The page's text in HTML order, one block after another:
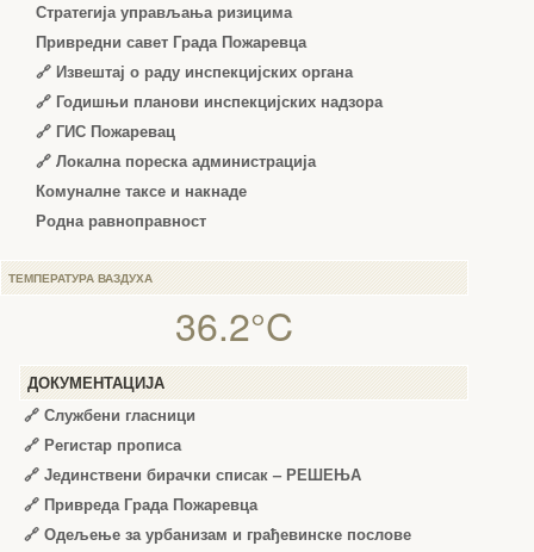
Стратегија управљања ризицима
Привредни савет Града Пожаревца
🔗 Извештај о раду инспекцијских органа
🔗 Годишњи планови инспекцијских надзора
🔗 ГИС Пожаревац
🔗 Локална пореска администрација
Комуналне таксе и накнаде
Родна равноправност
ТЕМПЕРАТУРА ВАЗДУХА
36.2°C
ДОКУМЕНТАЦИЈА
🔗 Службени гласници
🔗 Регистар прописа
🔗 Јединствени бирачки списак – РЕШЕЊА
🔗 Привреда Града Пожаревца
🔗 Одељење за урбанизам и грађевинске послове